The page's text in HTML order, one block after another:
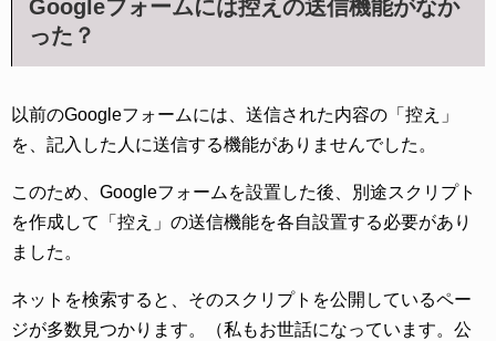
Googleフォームには控えの送信機能がなか
った？
以前のGoogleフォームには、送信された内容の「控え」
を、記入した人に送信する機能がありませんでした。
このため、Googleフォームを設置した後、別途スクリプト
を作成して「控え」の送信機能を各自設置する必要があり
ました。
ネットを検索すると、そのスクリプトを公開しているペー
ジが多数見つかります。（私もお世話になっています。公